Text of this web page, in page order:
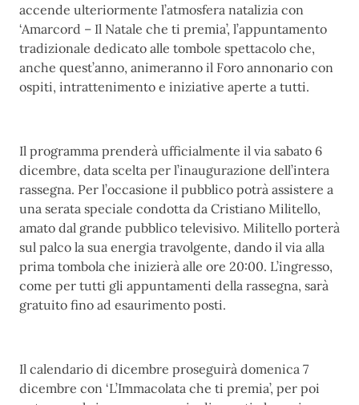
accende ulteriormente l’atmosfera natalizia con
‘Amarcord – Il Natale che ti premia’, l’appuntamento
tradizionale dedicato alle tombole spettacolo che,
anche quest’anno, animeranno il Foro annonario con
ospiti, intrattenimento e iniziative aperte a tutti.
Il programma prenderà ufficialmente il via sabato 6
dicembre, data scelta per l’inaugurazione dell’intera
rassegna. Per l’occasione il pubblico potrà assistere a
una serata speciale condotta da Cristiano Militello,
amato dal grande pubblico televisivo. Militello porterà
sul palco la sua energia travolgente, dando il via alla
prima tombola che inizierà alle ore 20:00. L’ingresso,
come per tutti gli appuntamenti della rassegna, sarà
gratuito fino ad esaurimento posti.
Il calendario di dicembre proseguirà domenica 7
dicembre con ‘L’Immacolata che ti premia’, per poi